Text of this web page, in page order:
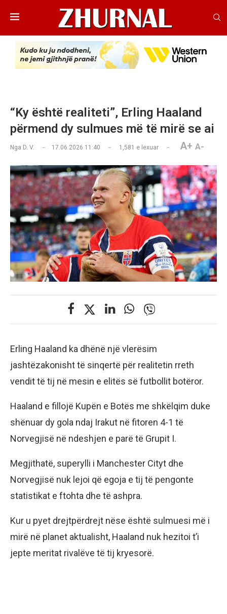
“Ky është realiteti”, Erling Haaland
përmend dy sulmues më të mirë se ai
Nga D. V. 17.06.2026 11:40 1,581 e lexuar A+ A-
Erling Haaland ka dhënë një vlerësim
jashtëzakonisht të sinqertë për realitetin rreth
vendit të tij në mesin e elitës së futbollit botëror.
Haaland e fillojë Kupën e Botës me shkëlqim duke
shënuar dy gola ndaj Irakut në fitoren 4-1 të
Norvegjisë në ndeshjen e parë të Grupit I.
Megjithatë, superylli i Manchester Cityt dhe
Norvegjisë nuk lejoi që egoja e tij të pengonte
statistikat e ftohta dhe të ashpra.
Kur u pyet drejtpërdrejt nëse është sulmuesi më i
mirë në planet aktualisht, Haaland nuk hezitoi t’i
jepte meritat rivalëve të tij kryesorë.